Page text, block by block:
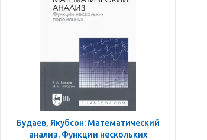
Будаев, Якубсон: Математический
анализ. Функции нескольких